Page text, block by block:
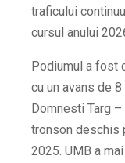
traficului
cursul anului
Podiumul a fost
cu un avans de
Domnesti Targ –
tronson deschis
2025. UMB a